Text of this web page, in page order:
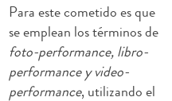
Para este cometido es que
se emplean los términos de
foto-performance, libro-
performance y video-
performance, utilizando el